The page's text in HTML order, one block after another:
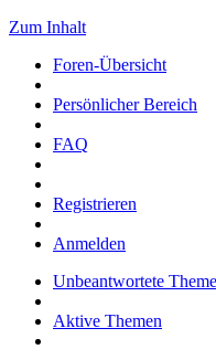
Zum Inhalt
Foren-Übersicht
Persönlicher Bereich
FAQ
Registrieren
Anmelden
Unbeantwortete
Aktive Themen